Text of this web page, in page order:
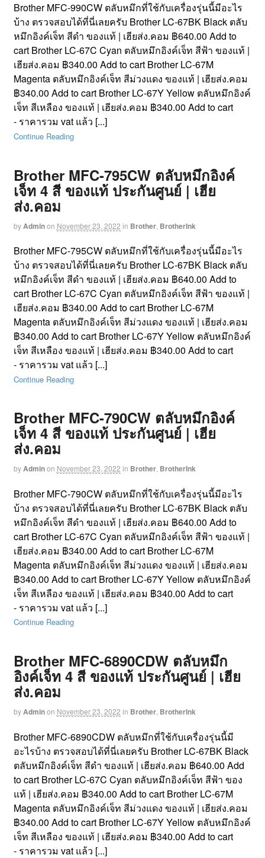
Brother MFC-990CW ตลับหมึกที่ใช้กับเครื่องรุ่นนี้มีอะไร
บ้าง ตรวจสอบได้ที่นี่เลยครับ Brother LC-67BK Black ตลับ
หมึกอิงค์เจ็ท สีดำ ของแท้ | เฮียส่ง.คอม ฿640.00 Add to
cart Brother LC-67C Cyan ตลับหมึกอิงค์เจ็ท สีฟ้า ของแท้ |
เฮียส่ง.คอม ฿340.00 Add to cart Brother LC-67M
Magenta ตลับหมึกอิงค์เจ็ท สีม่วงแดง ของแท้ | เฮียส่ง.คอม
฿340.00 Add to cart Brother LC-67Y Yellow ตลับหมึกอิงค์
เจ็ท สีเหลือง ของแท้ | เฮียส่ง.คอม ฿340.00 Add to cart
- ราคารวม vat แล้ว [...]
Continue Reading
Brother MFC-795CW ตลับหมึกอิงค์
เจ็ท 4 สี ของแท้ ประกันศูนย์ | เฮีย
ส่ง.คอม
by Adminon November 23, 2022 in Brother, BrotherInk
Brother MFC-795CW ตลับหมึกที่ใช้กับเครื่องรุ่นนี้มีอะไร
บ้าง ตรวจสอบได้ที่นี่เลยครับ Brother LC-67BK Black ตลับ
หมึกอิงค์เจ็ท สีดำ ของแท้ | เฮียส่ง.คอม ฿640.00 Add to
cart Brother LC-67C Cyan ตลับหมึกอิงค์เจ็ท สีฟ้า ของแท้ |
เฮียส่ง.คอม ฿340.00 Add to cart Brother LC-67M
Magenta ตลับหมึกอิงค์เจ็ท สีม่วงแดง ของแท้ | เฮียส่ง.คอม
฿340.00 Add to cart Brother LC-67Y Yellow ตลับหมึกอิงค์
เจ็ท สีเหลือง ของแท้ | เฮียส่ง.คอม ฿340.00 Add to cart
- ราคารวม vat แล้ว [...]
Continue Reading
Brother MFC-790CW ตลับหมึกอิงค์
เจ็ท 4 สี ของแท้ ประกันศูนย์ | เฮีย
ส่ง.คอม
byAdminon November 23, 2022 in Brother, BrotherInk
Brother MFC-790CW ตลับหมึกที่ใช้กับเครื่องรุ่นนี้มีอะไร
บ้าง ตรวจสอบได้ที่นี่เลยครับ Brother LC-67BK Black ตลับ
หมึกอิงค์เจ็ท สีดำ ของแท้ | เฮียส่ง.คอม ฿640.00 Add to
cart Brother LC-67C Cyan ตลับหมึกอิงค์เจ็ท สีฟ้า ของแท้ |
เฮียส่ง.คอม ฿340.00 Add to cart Brother LC-67M
Magenta ตลับหมึกอิงค์เจ็ท สีม่วงแดง ของแท้ | เฮียส่ง.คอม
฿340.00 Add to cart Brother LC-67Y Yellow ตลับหมึกอิงค์
เจ็ท สีเหลือง ของแท้ | เฮียส่ง.คอม ฿340.00 Add to cart
- ราคารวม vat แล้ว [...]
Continue Reading
Brother MFC-6890CDW ตลับหมึก
อิงค์เจ็ท 4 สี ของแท้ ประกันศูนย์ | เฮีย
ส่ง.คอม
byAdminon November 23, 2022 in Brother, BrotherInk
Brother MFC-6890CDW ตลับหมึกที่ใช้กับเครื่องรุ่นนี้มี
อะไรบ้าง ตรวจสอบได้ที่นี่เลยครับ Brother LC-67BK Black
ตลับหมึกอิงค์เจ็ท สีดำ ของแท้ | เฮียส่ง.คอม ฿640.00 Add
to cart Brother LC-67C Cyan ตลับหมึกอิงค์เจ็ท สีฟ้า ของ
แท้ | เฮียส่ง.คอม ฿340.00 Add to cart Brother LC-67M
Magenta ตลับหมึกอิงค์เจ็ท สีม่วงแดง ของแท้ | เฮียส่ง.คอม
฿340.00 Add to cart Brother LC-67Y Yellow ตลับหมึกอิงค์
เจ็ท สีเหลือง ของแท้ | เฮียส่ง.คอม ฿340.00 Add to cart
- ราคารวม vat แล้ว [...]